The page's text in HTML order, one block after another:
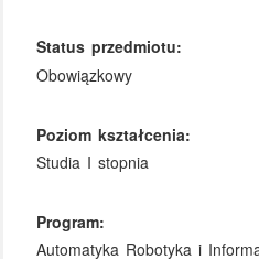
Status przedmiotu:
Obowiązkowy
Poziom kształcenia:
Studia I stopnia
Program:
Automatyka Robotyka i